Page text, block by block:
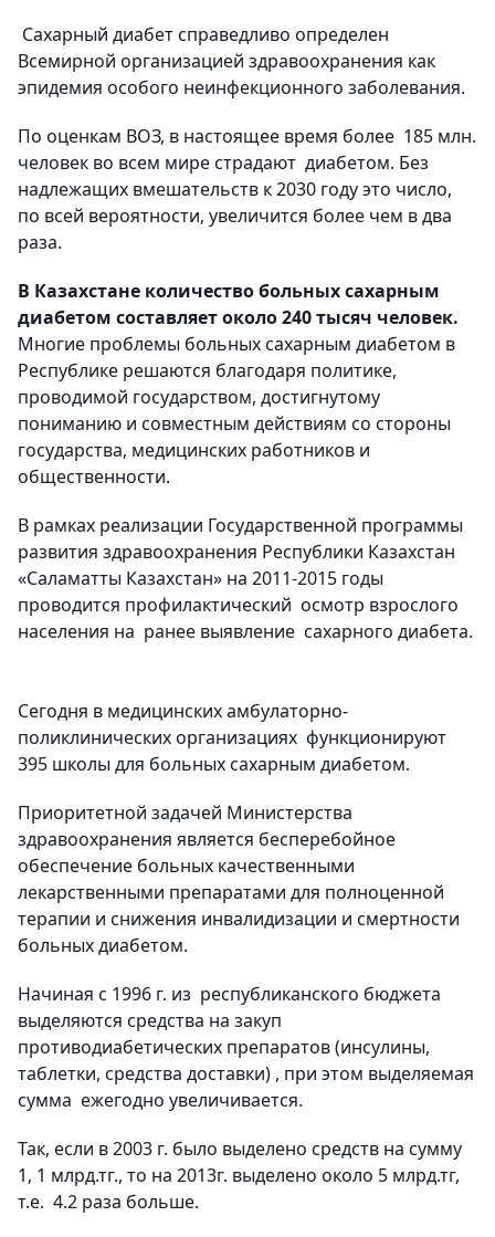
Сахарный диабет справедливо определен
Всемирной организацией здравоохранения как
эпидемия особого неинфекционного заболевания.
По оценкам ВОЗ, в настоящее время более 185 млн.
человек во всем мире страдают диабетом. Без
надлежащих вмешательств к 2030 году это число,
по всей вероятности, увеличится более чем в два
раза.
В Казахстане количество больных сахарным
диабетом составляет около 240 тысяч человек.
Многие проблемы больных сахарным диабетом в
Республике решаются благодаря политике,
проводимой государством, достигнутому
пониманию и совместным действиям со стороны
государства, медицинских работников и
общественности.
В рамках реализации Государственной программы
развития здравоохранения Республики Казахстан
«Саламатты Казахстан» на 2011-2015 годы
проводится профилактический осмотр взрослого
населения на ранее выявление сахарного диабета.
Сегодня в медицинских амбулаторно-
поликлинических организациях функционируют
395 школы для больных сахарным диабетом.
Приоритетной задачей Министерства
здравоохранения является бесперебойное
обеспечение больных качественными
лекарственными препаратами для полноценной
терапии и снижения инвалидизации и смертности
больных диабетом.
Начиная с 1996 г. из республиканского бюджета
выделяются средства на закуп
противодиабетических препаратов (инсулины,
таблетки, средства доставки) , при этом выделяемая
сумма ежегодно увеличивается.
Так, если в 2003 г. было выделено средств на сумму
1, 1 млрд.тг., то на 2013г. выделено около 5 млрд.тг,
т.е. 4.2 раза больше.